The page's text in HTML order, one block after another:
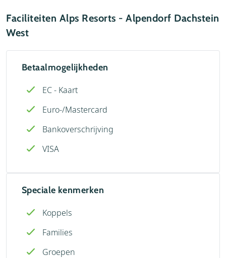
Faciliteiten Alps Resorts - Alpendorf Dachstein
West
Betaalmogelijkheden
EC - Kaart
Euro-/Mastercard
Bankoverschrijving
VISA
Speciale kenmerken
Koppels
Families
Groepen